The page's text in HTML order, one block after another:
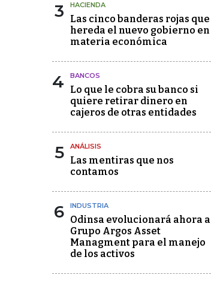
3 HACIENDA
Las cinco banderas rojas que
hereda el nuevo gobierno en
materia económica
4 BANCOS
Lo que le cobra su banco si
quiere retirar dinero en
cajeros de otras entidades
5 ANÁLISIS
Las mentiras que nos
contamos
6 INDUSTRIA
Odinsa evolucionará ahora a
Grupo Argos Asset
Managment para el manejo
de los activos